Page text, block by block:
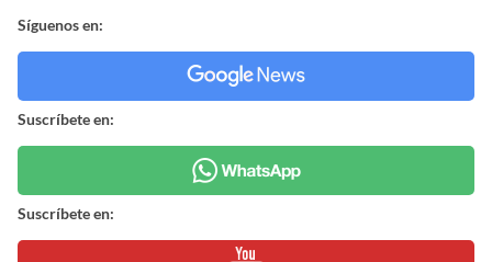
Síguenos en:
Suscríbete en:
Suscríbete en: